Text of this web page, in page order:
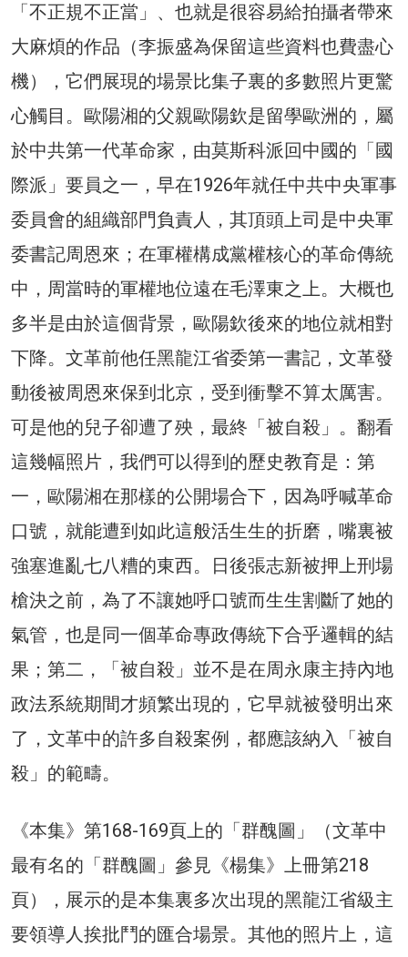
「不正規不正當」、也就是很容易給拍攝者帶來
大麻煩的作品（李振盛為保留這些資料也費盡心
機），它們展現的場景比集子裏的多數照片更驚
心觸目。歐陽湘的父親歐陽欽是留學歐洲的，屬
於中共第一代革命家，由莫斯科派回中國的「國
際派」要員之一，早在1926年就任中共中央軍事
委員會的組織部門負責人，其頂頭上司是中央軍
委書記周恩來；在軍權構成黨權核心的革命傳統
中，周當時的軍權地位遠在毛澤東之上。大概也
多半是由於這個背景，歐陽欽後來的地位就相對
下降。文革前他任黑龍江省委第一書記，文革發
動後被周恩來保到北京，受到衝擊不算太厲害。
可是他的兒子卻遭了殃，最終「被自殺」。翻看
這幾幅照片，我們可以得到的歷史教育是：第
一，歐陽湘在那樣的公開場合下，因為呼喊革命
口號，就能遭到如此這般活生生的折磨，嘴裏被
強塞進亂七八糟的東西。日後張志新被押上刑場
槍決之前，為了不讓她呼口號而生生割斷了她的
氣管，也是同一個革命專政傳統下合乎邏輯的結
果；第二，「被自殺」並不是在周永康主持內地
政法系統期間才頻繁出現的，它早就被發明出來
了，文革中的許多自殺案例，都應該納入「被自
殺」的範疇。
《本集》第168-169頁上的「群醜圖」（文革中
最有名的「群醜圖」參見《楊集》上冊第218
頁），展示的是本集裏多次出現的黑龍江省級主
要領導人挨批鬥的匯合場景。其他的照片上，這